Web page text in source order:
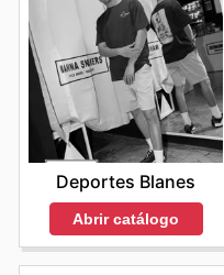
Deportes Blanes
Abrir catálogo